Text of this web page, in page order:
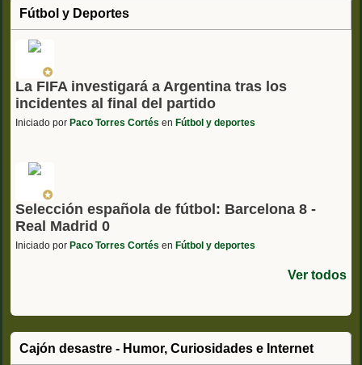
Fútbol y Deportes
La FIFA investigará a Argentina tras los
incidentes al final del partido
Iniciado por Paco Torres Cortés en Fútbol y deportes
Selección española de fútbol: Barcelona 8 -
Real Madrid 0
Iniciado por Paco Torres Cortés en Fútbol y deportes
Ver todos
Cajón desastre - Humor, Curiosidades e Internet